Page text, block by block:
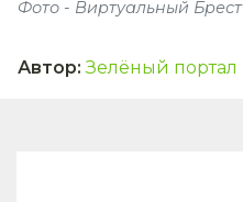
Фото - Виртуальный Брест
Автор: Зелёный портал